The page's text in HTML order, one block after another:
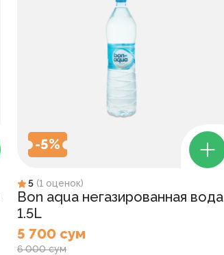
-5%
5 (1 оценок)
Bon aqua негазированная вода
1.5L
5 700 сум
6 000 сум